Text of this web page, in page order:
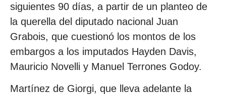
siguientes 90 días, a partir de un planteo de
la querella del diputado nacional Juan
Grabois, que cuestionó los montos de los
embargos a los imputados Hayden Davis,
Mauricio Novelli y Manuel Terrones Godoy.
Martínez de Giorgi, que lleva adelante la